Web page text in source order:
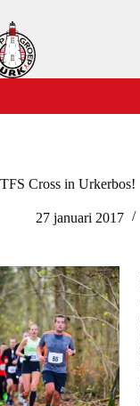
naar
de
inhoud
TFS Cross in Urkerbos!
27 januari 2017